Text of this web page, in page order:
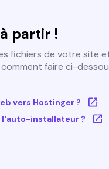
partir !
fichiers de votre site
faire ci-
vers Hostinger ?
l'auto-installateur ?